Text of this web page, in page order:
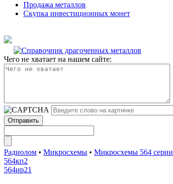
Продажа металлов
Скупка инвестиционных монет
Чего не хватает на нашем сайте:
Радиолом • Микросхемы • Микросхемы 564 серии
564кп2
564ир21